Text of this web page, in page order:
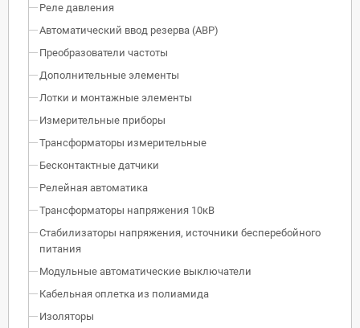
Реле давления
Автоматический ввод резерва (АВР)
Преобразователи частоты
Дополнительные элементы
Лотки и монтажные элементы
Измерительные приборы
Трансформаторы измерительные
Бесконтактные датчики
Релейная автоматика
Трансформаторы напряжения 10кВ
Стабилизаторы напряжения, источники бесперебойного
питания
Модульные автоматические выключатели
Кабельная оплетка из полиамида
Изоляторы